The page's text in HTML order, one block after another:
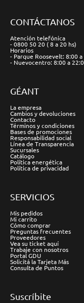
CONTÁCTANOS
Atención telefónica
- 0800 50 20 ( 8 a 20 hs)
Horarios
- Parque Roosevelt: 8:00
- Nuevocentro: 8:00 a
GÉANT
La empresa
Cambios y devoluciones
Contacto
Términos y condiciones
Bases de promociones
Responsabilidad social
Línea de Transparencia
Sucursales
Catálogo
Política energética
Política de privacidad
SERVICIOS
Mis pedidos
Mi carrito
Cómo comprar
Preguntas frecuentes
Proveedores
Vea su ticket aquí
Trabaje con nosotros
Portal GDU
Solicitá la Tarjeta Más
Consulta de Puntos
Suscríbite